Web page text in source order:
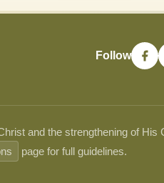
Follow
and the strengthening of His
page for full guidelines.